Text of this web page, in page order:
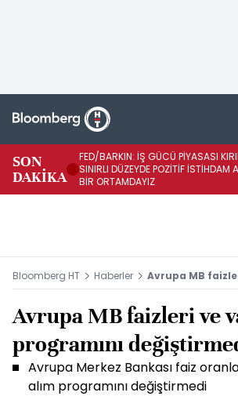
SON
DAKİKA
FED/BARKIN: İŞ GÜCÜ PİYASASI
SINIRLI DÜZEYDE POZİTİF İSTİHDAM
BİR ORTAMDAYIZ
Bloomberg HT Haberler Avrupa MB
Avrupa MB faizleri ve
programını
Avrupa Merkez Bankası faiz
alım programını değiştirmedi